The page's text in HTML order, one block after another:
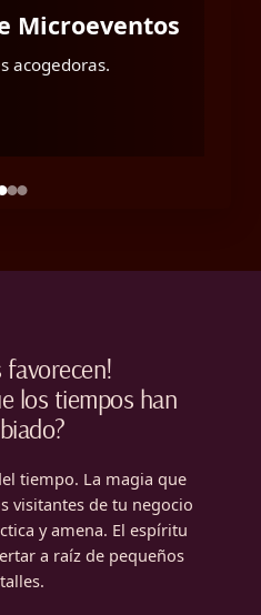
Microeventos
acogedoras.
favorecen!
los tiempos han
tiempo. La magia que
visitantes de tu negocio
y amena. El espíritu
a raíz de pequeños